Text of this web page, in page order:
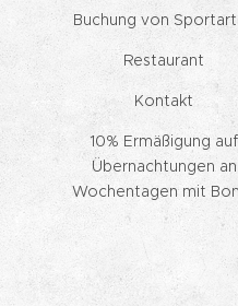
Buchung von
Restaurant
Kontakt
10% Ermäßigung auf
Übernachtungen an
Wochentagen mit